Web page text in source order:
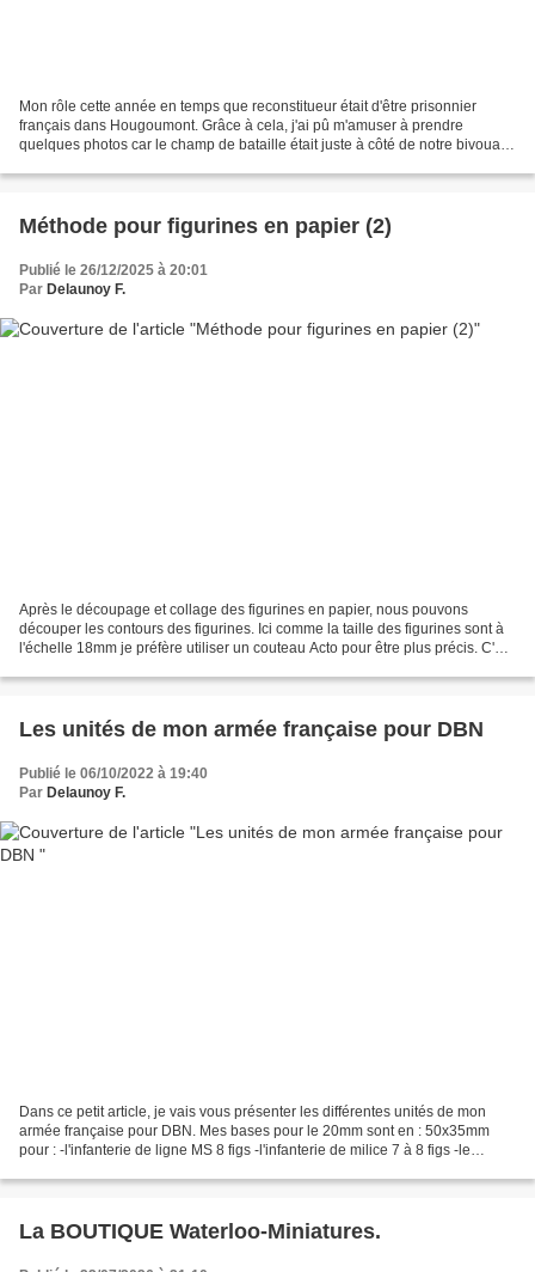
Mon rôle cette année en temps que reconstitueur était d'être prisonnier
français dans Hougoumont. Grâce à cela, j'ai pû m'amuser à prendre
quelques photos car le champ de bataille était juste à côté de notre bivouac
Méthode pour figurines en papier (2)
Publié le 26/12/2025 à 20:01
Par Delaunoy F.
Après le découpage et collage des figurines en papier, nous pouvons
découper les contours des figurines. Ici comme la taille des figurines sont à
l'échelle 18mm je préfère utiliser un couteau Acto pour être plus précis. C'est
Les unités de mon armée française pour DBN
Publié le 06/10/2022 à 19:40
Par Delaunoy F.
Dans ce petit article, je vais vous présenter les différentes unités de mon
armée française pour DBN. Mes bases pour le 20mm sont en : 50x35mm
pour : -l'infanterie de ligne MS 8 figs -l'infanterie de milice 7 à 8 figs -le
La BOUTIQUE Waterloo-Miniatures.